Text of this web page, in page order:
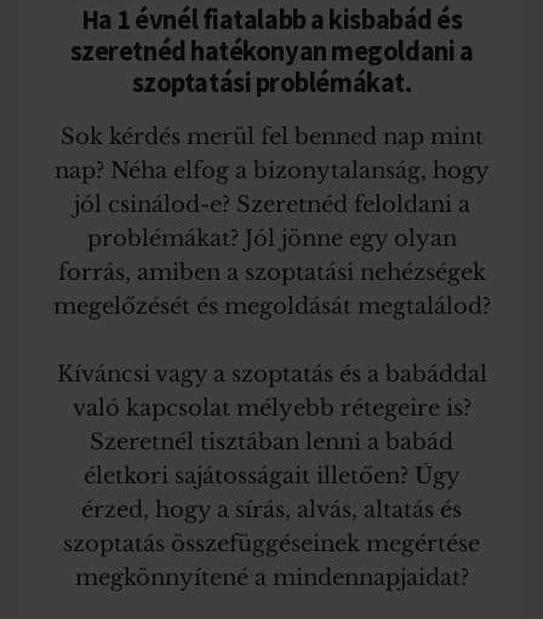
Ha 1 évnél fiatalabb a kisbabád és
szeretnéd hatékonyan megoldani a
szoptatási problémákat.
Sok kérdés merül fel benned nap mint
nap? Néha elfog a bizonytalanság, hogy
jól csinálod-e? Szeretnéd feloldani a
problémákat? Jól jönne egy olyan
forrás, amiben a szoptatási nehézségek
megelőzését és megoldását megtalálod?
Kíváncsi vagy a szoptatás és a babáddal
való kapcsolat mélyebb rétegeire is?
Szeretnél tisztában lenni a babád
életkori sajátosságait illetően? Úgy
érzed, hogy a sírás, alvás, altatás és
szoptatás összefüggéseinek megértése
megkönnyítené a mindennapjaidat?